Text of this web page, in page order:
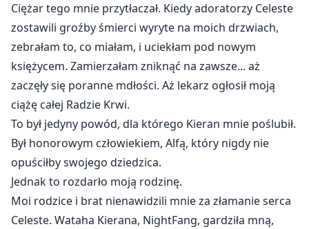
Ciężar tego mnie przytłaczał. Kiedy adoratorzy Celeste
zostawili groźby śmierci wyryte na moich drzwiach,
zebrałam to, co miałam, i uciekłam pod nowym
księżycem. Zamierzałam zniknąć na zawsze... aż
zaczęły się poranne mdłości. Aż lekarz ogłosił moją
ciążę całej Radzie Krwi.
To był jedyny powód, dla którego Kieran mnie poślubił.
Był honorowym człowiekiem, Alfą, który nigdy nie
opuściłby swojego dziedzica.
Jednak to rozdarło moją rodzinę.
Moi rodzice i brat nienawidzili mnie za złamanie serca
Celeste. Wataha Kierana, NightFang, gardziła mną,